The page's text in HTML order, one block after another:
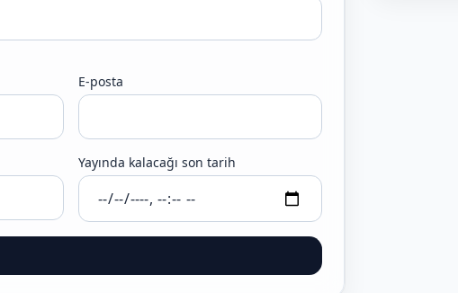
E-posta
Yayında kalacağı son tarih